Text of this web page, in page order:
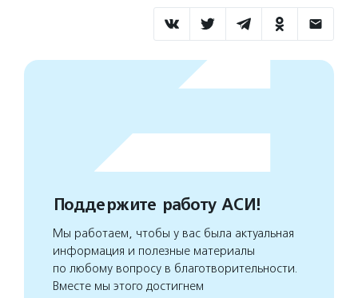
Поддержите работу АСИ!
Мы работаем, чтобы у вас была актуальная
информация и полезные материалы
по любому вопросу в благотворительности.
Вместе мы этого достигнем